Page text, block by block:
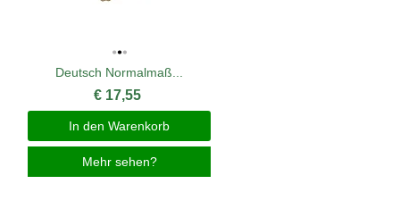
Deutsch Normalmaß...
€ 17,55
In den Warenkorb
Mehr sehen?